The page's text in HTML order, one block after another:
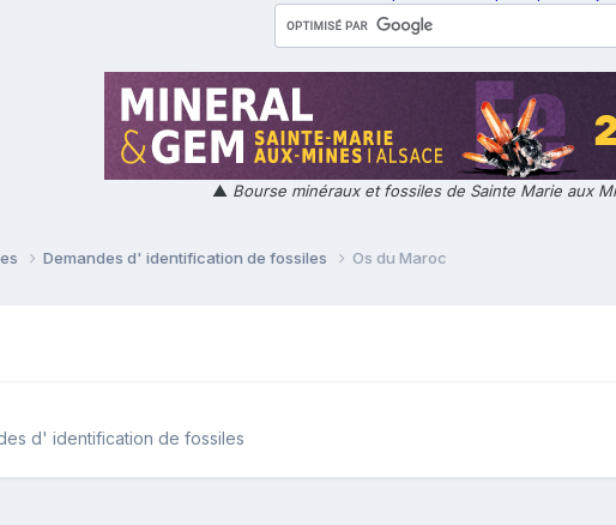
▲ Bourse minéraux et fossiles de Sainte Marie aux
Demandes d' identification de fossiles Os du Maroc
d' identification de fossiles